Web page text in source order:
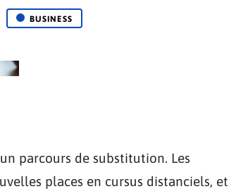
BUSINESS
parcours de substitution. Les
places en cursus distanciels, et